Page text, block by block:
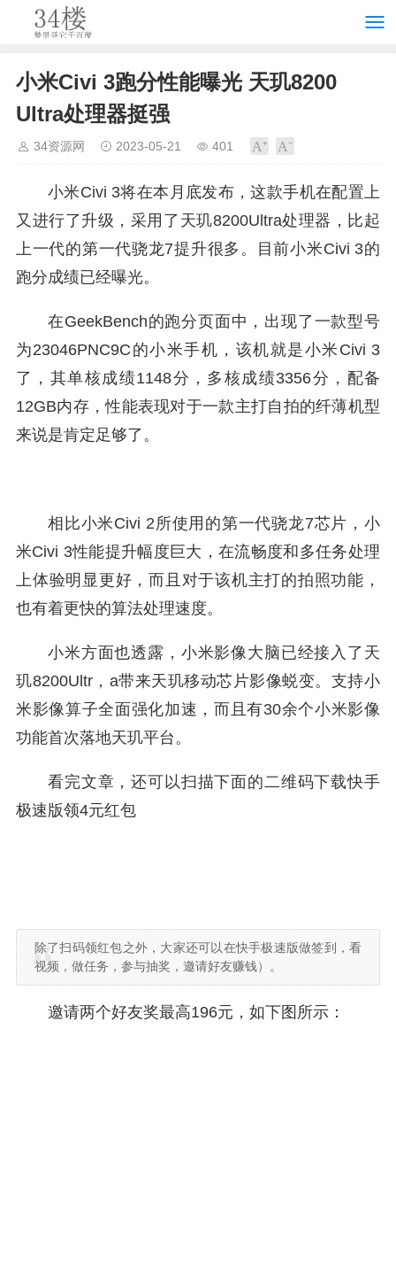
小米Civi 3跑分性能曝光 天玑8200
Ultra处理器挺强
34资源网 2023-05-21 401
小米Civi 3将在本月底发布，这款手机在配置上
又进行了升级，采用了天玑8200Ultra处理器，比起
上一代的第一代骁龙7提升很多。目前小米Civi 3的
跑分成绩已经曝光。
在GeekBench的跑分页面中，出现了一款型号
为23046PNC9C的小米手机，该机就是小米Civi 3
了，其单核成绩1148分，多核成绩3356分，配备
12GB内存，性能表现对于一款主打自拍的纤薄机型
来说是肯定足够了。
相比小米Civi 2所使用的第一代骁龙7芯片，小
米Civi 3性能提升幅度巨大，在流畅度和多任务处理
上体验明显更好，而且对于该机主打的拍照功能，
也有着更快的算法处理速度。
小米方面也透露，小米影像大脑已经接入了天
玑8200Ultr，a带来天玑移动芯片影像蜕变。支持小
米影像算子全面强化加速，而且有30余个小米影像
功能首次落地天玑平台。
看完文章，还可以扫描下面的二维码下载快手
极速版领4元红包
除了扫码领红包之外，大家还可以在快手极速版做签到，看
视频，做任务，参与抽奖，邀请好友赚钱）。
邀请两个好友奖最高196元，如下图所示：